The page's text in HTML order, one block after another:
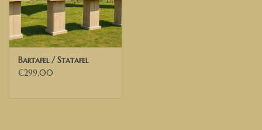
Opbergkisten
buy-gift-card
Zuilen & Pilaren
Bartafel / Statafel
€299,00